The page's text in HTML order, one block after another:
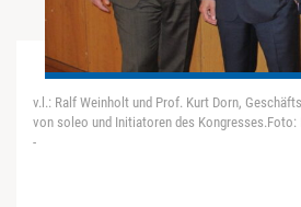
v.l.: Ralf Weinholt und Prof. Kurt Dorn,
von soleo und Initiatoren des Kongresses.Foto:
-